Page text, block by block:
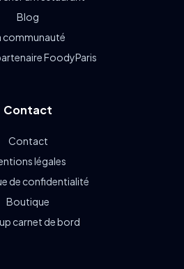
Blog
communauté
FoodyParis
Contact
Contact
légales
de confidentialité
Boutique
carnet de bord